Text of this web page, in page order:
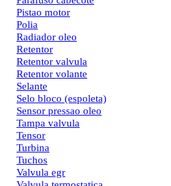
Pistao motor
Polia
Radiador oleo
Retentor
Retentor valvula
Retentor volante
Selante
Selo bloco (espoleta)
Sensor pressao oleo
Tampa valvula
Tensor
Turbina
Tuchos
Valvula egr